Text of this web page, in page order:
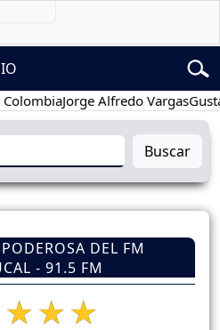
Jorge Alfredo VargasGustavo
Buscar
DEL FM
- 91.5 FM